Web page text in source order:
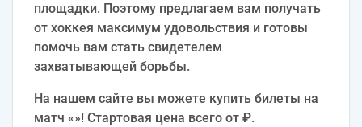
площадки. Поэтому предлагаем вам получать
от хоккея максимум удовольствия и готовы
помочь вам стать свидетелем
захватывающей борьбы.
На нашем сайте вы можете купить билеты на
матч «»! Стартовая цена всего от ₽.